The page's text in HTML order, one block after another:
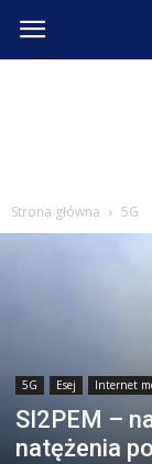
SpeedTest.pl
Strona główna 5G
5G Esej Internet
SI2PEM –
natężenia